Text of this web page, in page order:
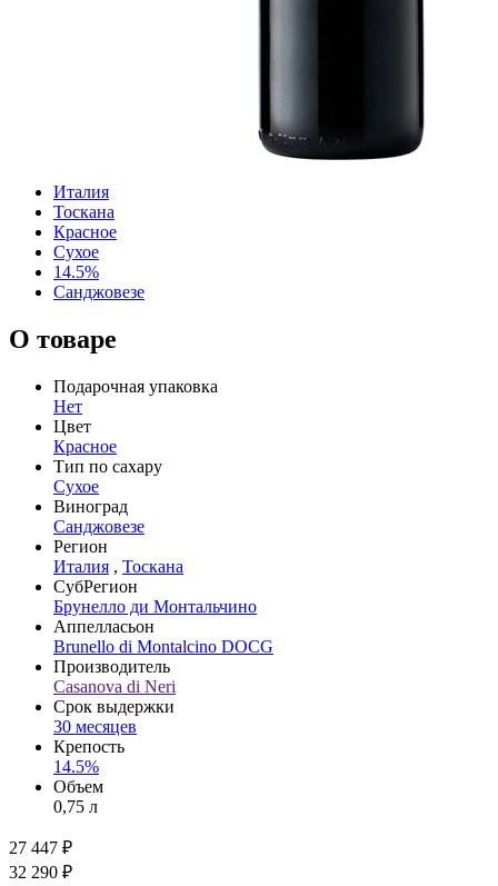
Италия
Тоскана
Красное
Сухое
14.5%
Санджовезе
О товаре
Подарочная упаковка
Нет
Цвет
Красное
Тип по сахару
Сухое
Виноград
Санджовезе
Регион
Италия , Тоскана
СубРегион
Брунелло ди Монтальчино
Аппелласьон
Brunello di Montalcino DOCG
Производитель
Casanova di Neri
Срок выдержки
30 месяцев
Крепость
14.5%
Объем
0,75 л
27 447 ₽
32 290 ₽